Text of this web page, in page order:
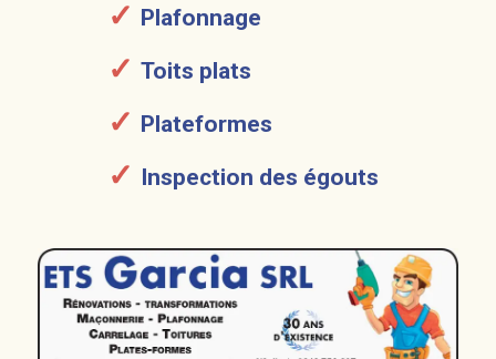
Plafonnage
Toits plats
Plateformes
Inspection des égouts